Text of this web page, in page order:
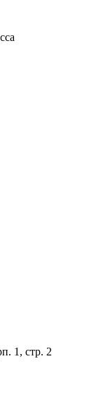
1, стр. 2